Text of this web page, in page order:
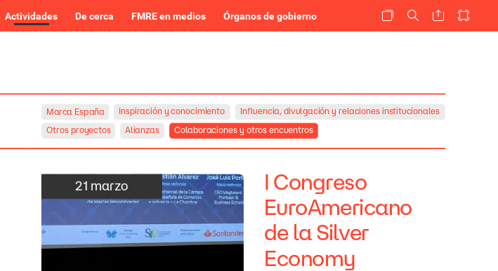
Actividades De cerca FMRE en medios Órganos de gobierno
I Congreso
EuroAmericano
de la Silver
Economy
21 marzo
Marca España
Otros proyectos Alianzas Colaboraciones y otros encuentros
Inspiración y conocimiento Influencia, divulgación y relaciones institucionales